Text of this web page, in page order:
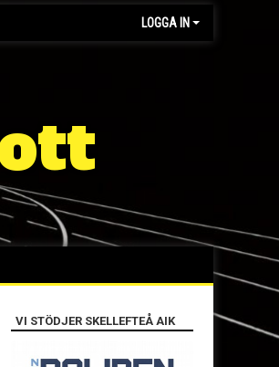
LOGGA IN
VI STÖDJER SKELLEFTEÅ AIK